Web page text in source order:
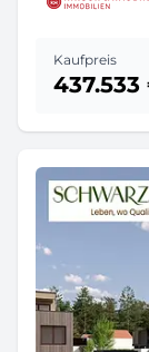
Kaufpreis
437.533